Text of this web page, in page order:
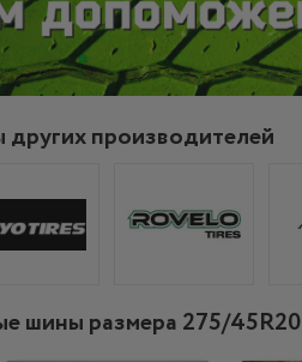
производителей
шины размера 275/45R20